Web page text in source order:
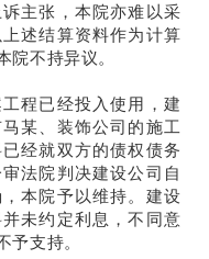
主张，本院亦难以采
述结算资料作为计算
院不持异议。
程已经投入使用，建
某、装饰公司的施工
经就双方的债权债务
法院判决建设公司自
本院予以维持。建设
未约定利息，不同意
予支持。